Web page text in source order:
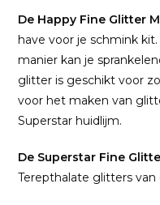
De Happy Fine Glitter
have voor je schmink
manier kan je
glitter is geschikt voor
voor het maken van
Superstar huidlijm.
De Superstar Fine
Terepthalate glitters